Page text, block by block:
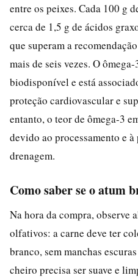
entre os peixes. Cada 100 g
cerca de 1,5 g de ácidos
que superam a
mais de seis vezes. O
biodisponível e está
proteção cardiovascular e
entanto, o teor de ômega-3
devido ao processamento e
drenagem.
Como saber se o atum
Na hora da compra, observe
olfativos: a carne deve ter
branco, sem manchas
cheiro precisa ser suave e